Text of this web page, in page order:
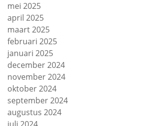
mei 2025
april 2025
maart 2025
februari 2025
januari 2025
december 2024
november 2024
oktober 2024
september 2024
augustus 2024